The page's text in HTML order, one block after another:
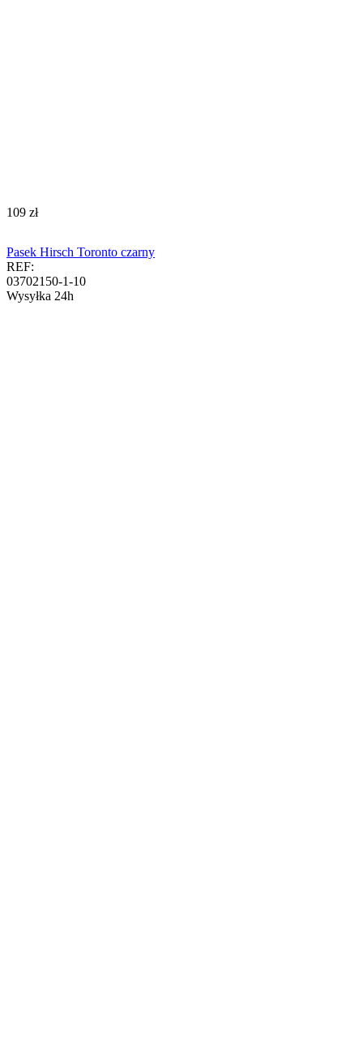
‍109‍ zł
Pasek Hirsch Toronto czarny
REF:
03702150-1-10
Wysyłka 24h